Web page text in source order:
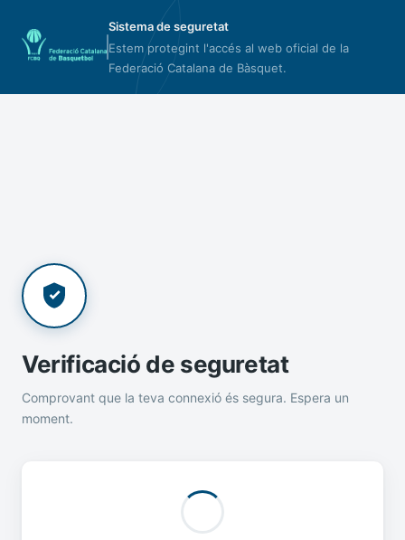
Sistema de seguretat
Estem protegint l'accés al web oficial de la
Federació Catalana de Bàsquet.
Verificació de seguretat
Comprovant que la teva connexió és segura. Espera un
moment.